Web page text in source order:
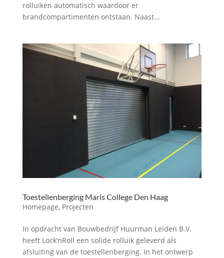
rolluiken automatisch waardoor er
brandcompartimenten ontstaan. Naast...
Toestellenberging Maris College Den Haag
Homepage, Projecten
In opdracht van Bouwbedrijf Huurman Leiden B.V.
heeft Lock’nRoll een solide rolluik geleverd als
afsluiting van de toestellenberging. In het ontwerp